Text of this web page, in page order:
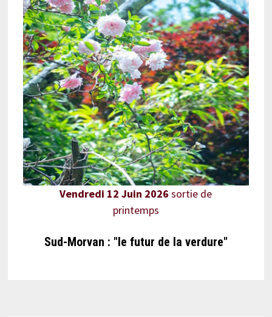
Vendredi 12 Juin 2026 sortie de
printemps
Sud-Morvan : "le futur de la verdure"